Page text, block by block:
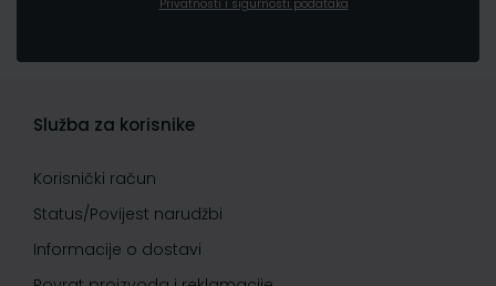
Privatnosti i sigurnosti podataka
Služba za korisnike
Korisnički račun
Status/Povijest narudžbi
Informacije o dostavi